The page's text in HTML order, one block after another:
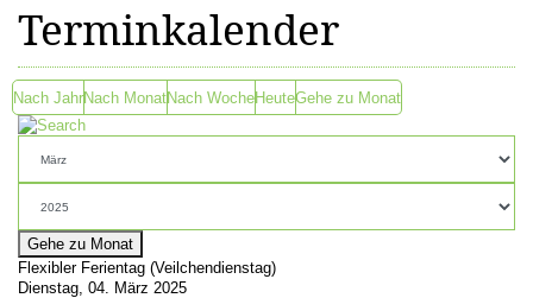
Terminkalender
Nach JahrNach MonatNach WocheHeuteGehe zu Monat
Gehe zu Monat
Flexibler Ferientag (Veilchendienstag)
Dienstag, 04. März 2025